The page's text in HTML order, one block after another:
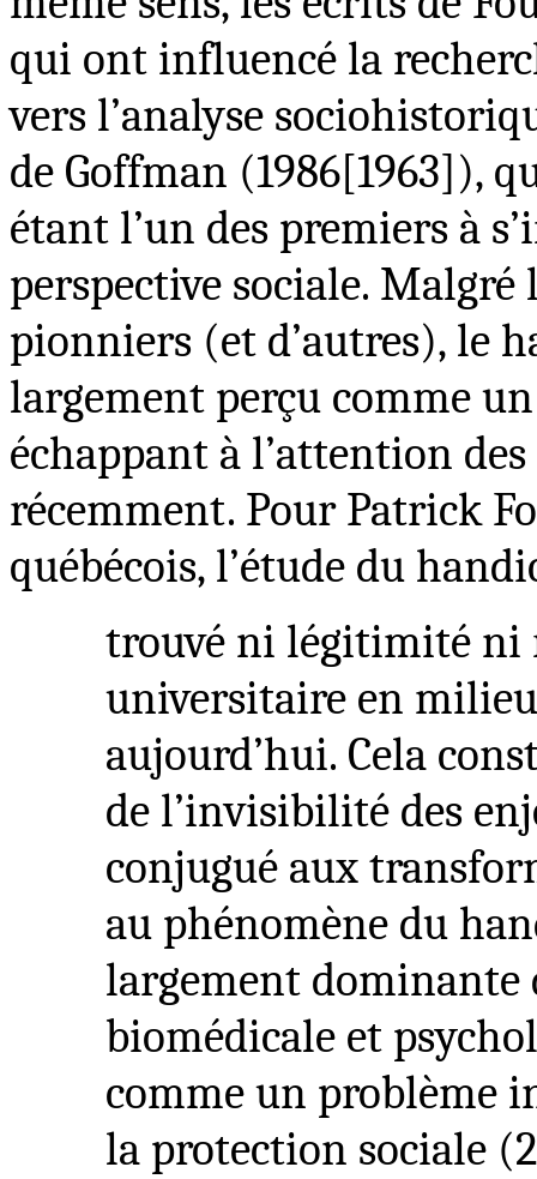
qui ont influencé la
vers l’analyse
de Goffman (1986[1963]),
étant l’un des premiers à
perspective sociale. Malgré
pionniers (et d’autres), le
largement perçu comme
échappant à l’attention des
récemment. Pour Patrick
québécois, l’étude du
trouvé ni légitimité ni
universitaire en
aujourd’hui. Cela
de l’invisibilité des
conjugué aux
au phénomène du
largement dominante
biomédicale et
comme un problème
la protection sociale